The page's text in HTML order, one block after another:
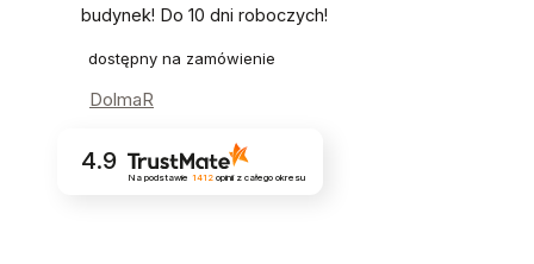
budynek! Do 10 dni roboczych!
dostępny na zamówienie
DolmaR
4.9
Na podstawie 1412opinii z całego okresu